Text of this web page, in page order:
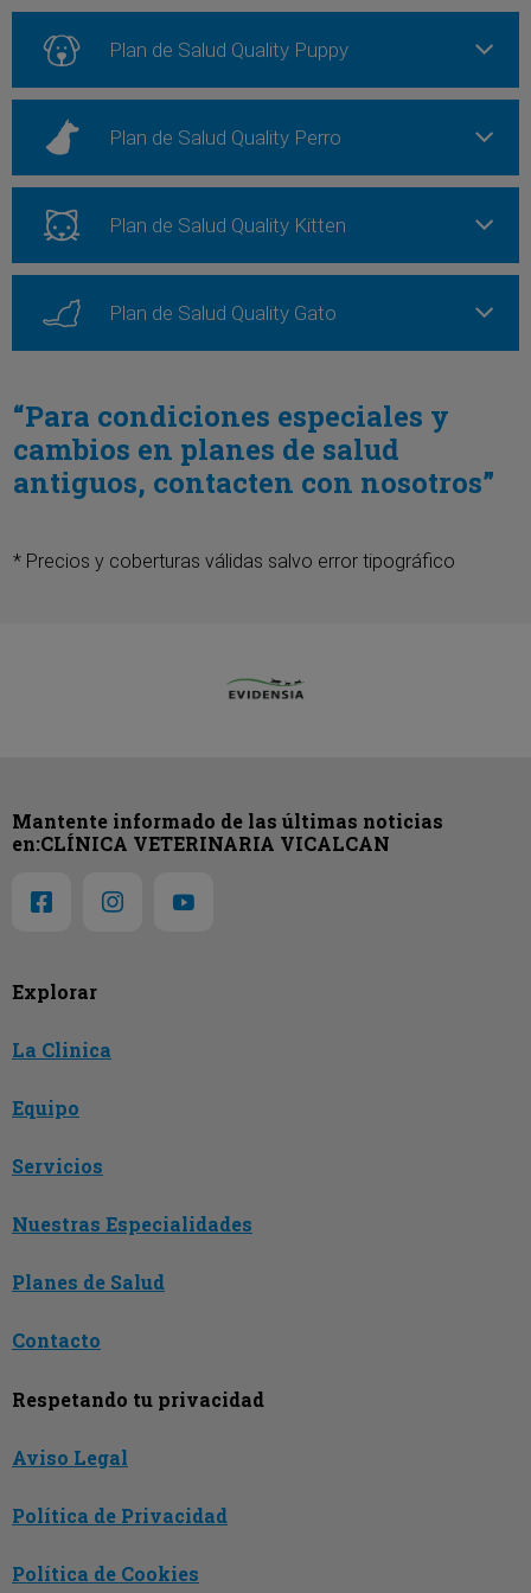
Plan de Salud Quality Puppy
Plan de Salud Quality Perro
Plan de Salud Quality Kitten
Plan de Salud Quality Gato
“Para condiciones especiales y
cambios en planes de salud
antiguos, contacten con nosotros”
* Precios y coberturas válidas salvo error tipográfico
Explorar
La Clinica
Equipo
Servicios
Nuestras Especialidades
Planes de Salud
Contacto
Respetando tu privacidad
Aviso Legal
Política de Privacidad
Política de Cookies
Mantente informado de las últimas noticias
en:CLÍNICA VETERINARIA VICALCAN